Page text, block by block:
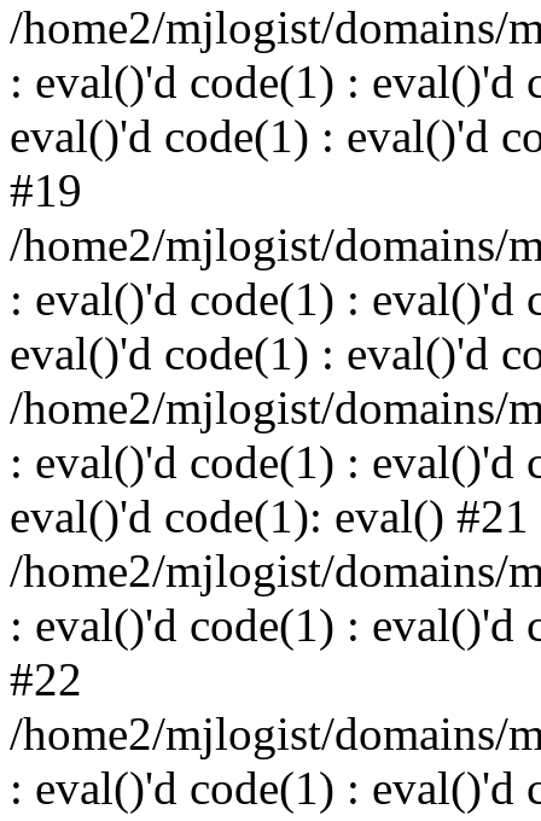
/home2/mjlogist/domains/
: eval()'d code(1) : eval()'d
eval()'d code(1) : eval()'d
#19
/home2/mjlogist/domains/
: eval()'d code(1) : eval()'d
eval()'d code(1) : eval()'d
/home2/mjlogist/domains/
: eval()'d code(1) : eval()'d
eval()'d code(1): eval() #21
/home2/mjlogist/domains/
: eval()'d code(1) : eval()'d
#22
/home2/mjlogist/domains/
: eval()'d code(1) : eval()'d